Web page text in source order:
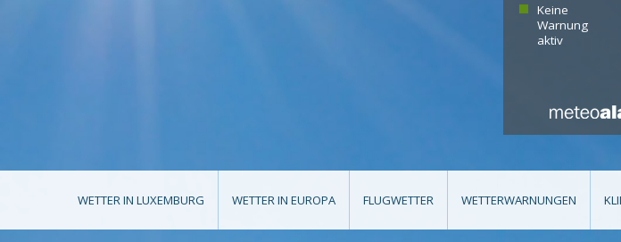
Keine
Warnung
aktiv
WETTER IN LUXEMBURG WETTER IN EUROPA FLUGWETTER WETTERWARNUNGEN